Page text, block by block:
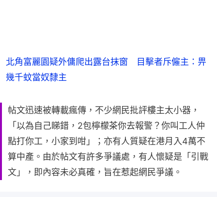
北角富麗園疑外傭爬出露台抹窗 目擊者斥僱主：畀
幾千蚊當奴隸主
帖文迅速被轉載瘋傳，不少網民批評樓主太小器，
「以為自己睇錯，2包檸檬茶你去報警？你叫工人仲
點打你工，小家到咁」；亦有人質疑在港月入4萬不
算中產。由於帖文有許多爭議處，有人懷疑是「引戰
文」，即內容未必真確，旨在惹起網民爭議。